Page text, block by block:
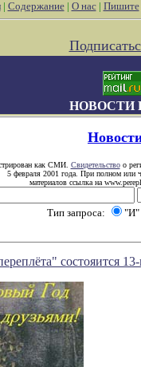
| Содержание| О нас| Пишите
НОВОСТИ
как СМИ. Свидетельствоо
5 февраля 2001 года. При полном или
материалов ссылка на
Тип запроса: "И"
состояится